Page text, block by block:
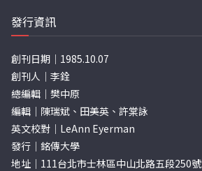
發行資訊
創刊日期｜1985.10.07
創刊人｜李銓
總編輯｜樊中原
編輯｜陳瑞斌、田美英、許棠詠
英文校對｜LeAnn Eyerman
發行｜銘傳大學
地址｜111台北市士林區中山北路五段250號